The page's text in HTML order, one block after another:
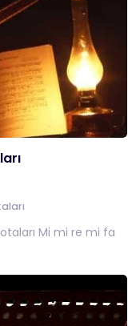
Mi mi re mi fa